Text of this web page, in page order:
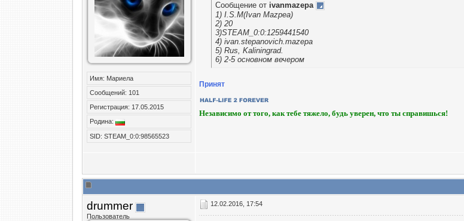
Имя: Мариела
Сообщений: 101
Регистрация: 17.05.2015
Родина:
SID: STEAM_0:0:98565523
Сообщение от ivanmazepa
1) I.S.M(Ivan Mazpea)
2) 20
3)STEAM_0:0:1259441540
4) ivan.stepanovich.mazepa
5) Rus, Kaliningrad.
6) 2-5 основном вечером
Принят
Независимо от того, как тебе тяжело, будь уверен, что ты справишься!
drummer
Пользователь
12.02.2016, 17:54